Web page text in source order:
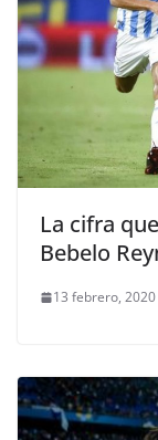
La cifra
Bebelo
13 febrero, 2020